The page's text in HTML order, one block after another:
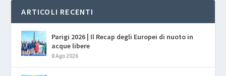
ARTICOLI RECENTI
Parigi 2026 | Il Recap degli Europei di nuoto in
acque libere
8 Ago 2026